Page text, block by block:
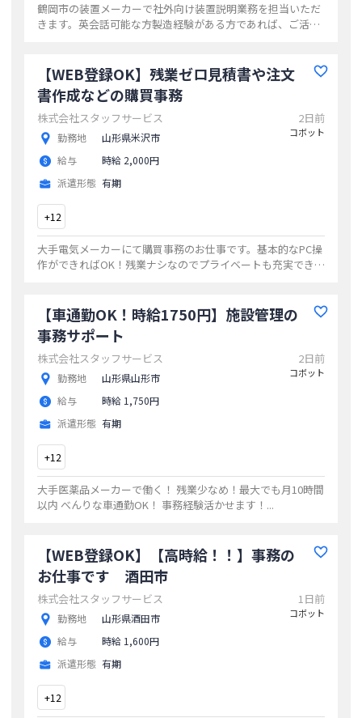
鶴岡市の装置メーカーで社外向け装置説明業務を担当いただ
きます。英会話可能な方製造経験がある方であれば、ご活躍
【WEB登録OK】残業ゼロ見積書や注文
書作成などの購買事務
株式会社スタッフサービス
勤務地
山形県米沢市
給与
時給 2,000円
派遣形態 有期
2日前
コボット
+12
大手電気メーカーにて購買事務のお仕事です。基本的なPC操
作ができればOK！残業ナシなのでプライベートも充実できま
【車通勤OK！時給1750円】施設管理の
事務サポート
株式会社スタッフサービス
勤務地
山形県山形市
給与
時給 1,750円
派遣形態 有期
2日前
コボット
+12
大手医薬品メーカーで働く！ 残業少なめ！最大でも月10時間
以内 べんりな車通勤OK！ 事務経験活かせます！ ...
【WEB登録OK】【高時給！！】事務の
お仕事です 酒田市
株式会社スタッフサービス
勤務地
山形県酒田市
給与
時給 1,600円
派遣形態 有期
1日前
コボット
+12